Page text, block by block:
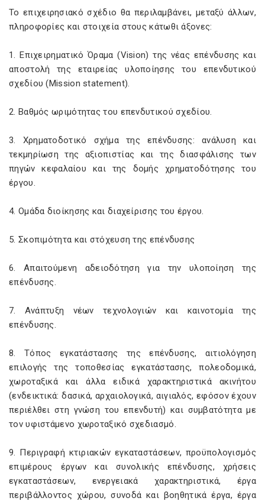
Το επιχειρησιακό σχέδιο θα περιλαμβάνει, μεταξύ άλλων,
πληροφορίες και στοιχεία στους κάτωθι άξονες:
1. Επιχειρηματικό Όραμα (Vision) της νέας επένδυσης και
αποστολή της εταιρείας υλοποίησης του επενδυτικού
σχεδίου (Mission statement).
2. Βαθμός ωριμότητας του επενδυτικού σχεδίου.
3. Χρηματοδοτικό σχήμα της επένδυσης: ανάλυση και
τεκμηρίωση της αξιοπιστίας και της διασφάλισης των
πηγών κεφαλαίου και της δομής χρηματοδότησης του
έργου.
4. Ομάδα διοίκησης και διαχείρισης του έργου.
5. Σκοπιμότητα και στόχευση της επένδυσης
6. Απαιτούμενη αδειοδότηση για την υλοποίηση της
επένδυσης.
7. Ανάπτυξη νέων τεχνολογιών και καινοτομία της
επένδυσης.
8. Τόπος εγκατάστασης της επένδυσης, αιτιολόγηση
επιλογής της τοποθεσίας εγκατάστασης, πολεοδομικά,
χωροταξικά και άλλα ειδικά χαρακτηριστικά ακινήτου
(ενδεικτικά: δασικά, αρχαιολογικά, αιγιαλός, εφόσον έχουν
περιέλθει στη γνώση του επενδυτή) και συμβατότητα με
τον υφιστάμενο χωροταξικό σχεδιασμό.
9. Περιγραφή κτιριακών εγκαταστάσεων, προϋπολογισμός
επιμέρους έργων και συνολικής επένδυσης, χρήσεις
εγκαταστάσεων, ενεργειακά χαρακτηριστικά, έργα
περιβάλλοντος χώρου, συνοδά και βοηθητικά έργα, έργα